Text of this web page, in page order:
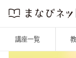
講座一覧